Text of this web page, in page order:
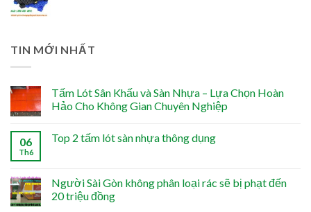
TIN MỚI NHẤT
Tấm Lót Sân Khấu và Sàn Nhựa – Lựa Chọn Hoàn
Hảo Cho Không Gian Chuyên Nghiệp
06
Th6
Top 2 tấm lót sàn nhựa thông dụng
Người Sài Gòn không phân loại rác sẽ bị phạt đến
20 triệu đồng